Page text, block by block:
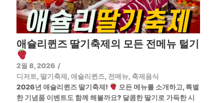
애슐리퀸즈 딸기축제의 모든 전메뉴 털기
2월 8, 2026 /
디저트, 딸기축제, 애슐리퀸즈, 전메뉴, 축제음식
2026년 애슐리퀸즈 딸기축제!
모든 메뉴를 소개하고, 특별
한 기념품 이벤트도 함께 해볼까요? 달콤한 딸기로 가득한 시